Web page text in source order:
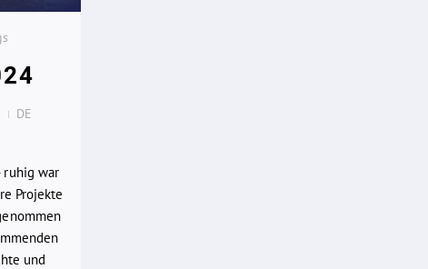
DE
ruhig war
Projekte
und